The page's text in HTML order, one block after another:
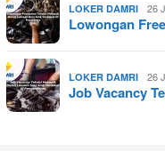
LOKER DAMRI 26
Lowongan
LOKER DAMRI 26
Job Vacancy